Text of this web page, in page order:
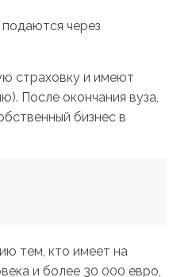
через
страховку и имеют
После окончания вуза,
бизнес в
тем, кто имеет на
и более 30 000 евро,